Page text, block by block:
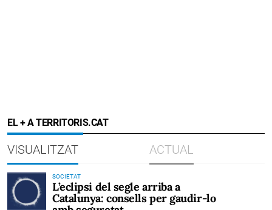
EL + A TERRITORIS.CAT
VISUALITZAT ACTUAL
SOCIETAT
L’eclipsi del segle arriba a
Catalunya: consells per gaudir-lo